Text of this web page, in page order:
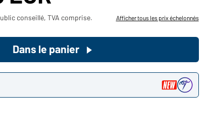
Voudriez-vous acheter des
produits pour votre besoin privé?
Chemin d'accès au shop des
conseillé, TVA comprise. Afficher tous les prix échelonnés
Dans le panier